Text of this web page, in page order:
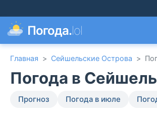
Погода.lol
Главная > Сейшельские Острова >
Погода в
Прогноз Погода в июле